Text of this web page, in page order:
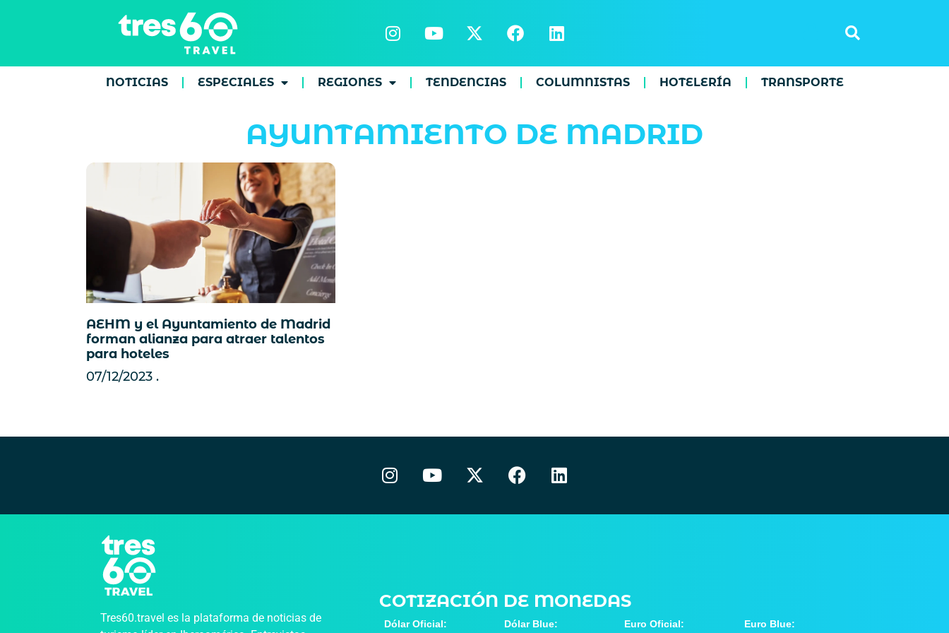
NOTICIAS ESPECIALES REGIONES TENDENCIAS COLUMNISTAS HOTELERÍA TRANSPORTE
AYUNTAMIENTO DE MADRID
AEHM y el Ayuntamiento de Madrid
forman alianza para atraer talentos
para hoteles
07/12/2023
Tres60.travel es la plataforma de noticias de
COTIZACIÓN DE MONEDAS
Dólar Oficial: Dólar Blue: Euro Oficial: Euro Blue: